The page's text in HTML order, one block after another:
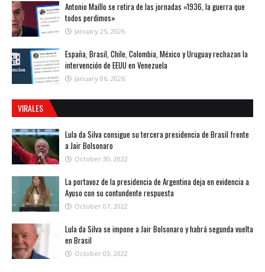
Antonio Maíllo se retira de las jornadas «1936, la guerra que
todos perdimos»
January 25, 2026
España, Brasil, Chile, Colombia, México y Uruguay rechazan la
intervención de EEUU en Venezuela
January 06, 2026
VIRALES
Lula da Silva consigue su tercera presidencia de Brasil frente
a Jair Bolsonaro
October 30, 2022
La portavoz de la presidencia de Argentina deja en evidencia a
Ayuso con su contundente respuesta
October 07, 2022
Lula da Silva se impone a Jair Bolsonaro y habrá segunda vuelta
en Brasil
October 03, 2022